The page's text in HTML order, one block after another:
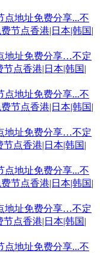
地址免费分享…不定
点香港|日本|韩国|
地址免费分享…不定
点香港|日本|韩国|
地址免费分享…不定
点香港|日本|韩国|